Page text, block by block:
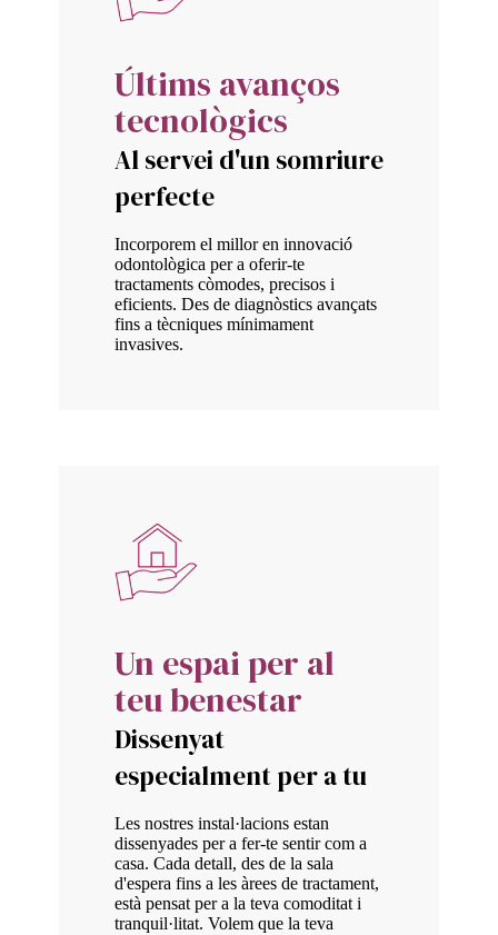
Últims avanços
tecnològics
Al servei d'un somriure
perfecte
Incorporem el millor en innovació
odontològica per a oferir-te
tractaments còmodes, precisos i
eficients. Des de diagnòstics avançats
fins a tècniques mínimament
invasives.
Un espai per al
teu benestar
Dissenyat
especialment per a tu
Les nostres instal·lacions estan
dissenyades per a fer-te sentir com a
casa. Cada detall, des de la sala
d'espera fins a les àrees de tractament,
està pensat per a la teva comoditat i
tranquil·litat. Volem que la teva